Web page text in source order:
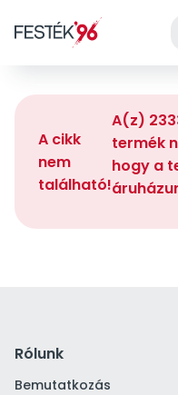
A cikk
nem
található!
A(z)
termék
hogy a
Rólunk
Bemutatkozás